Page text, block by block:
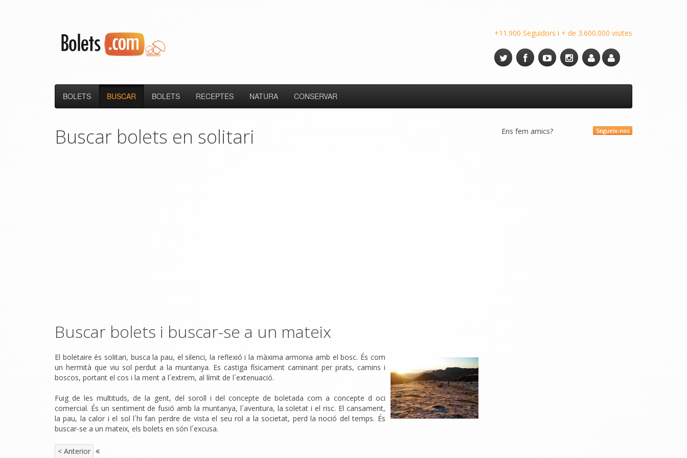
+11.900 Seguidors i + de 3.600.000 visites
BOLETS BUSCAR BOLETS RECEPTES NATURA CONSERVAR
Buscar bolets en solitari
Buscar bolets i buscar-se a un mateix
El boletaire és solitari, busca la pau, el silenci, la reflexió i la màxima armonia amb el bosc. És com
un hermità que viu sol perdut a la muntanya. Es castiga físicament caminant per prats, camins i
boscos, portant el cos i la ment a l´extrem, al límit de l´extenuació.
Fuig de les multituds, de la gent, del soroll i del concepte de boletada com a concepte d oci
comercial. És un sentiment de fusió amb la muntanya, l´aventura, la soletat i el risc. El cansament,
la pau, la calor i el sol l´hi fan perdre de vista el seu rol a la societat, perd la noció del temps. És
buscar-se a un mateix, els bolets en són l´excusa.
< Anterior
Segueix-nos
Ens fem amics?